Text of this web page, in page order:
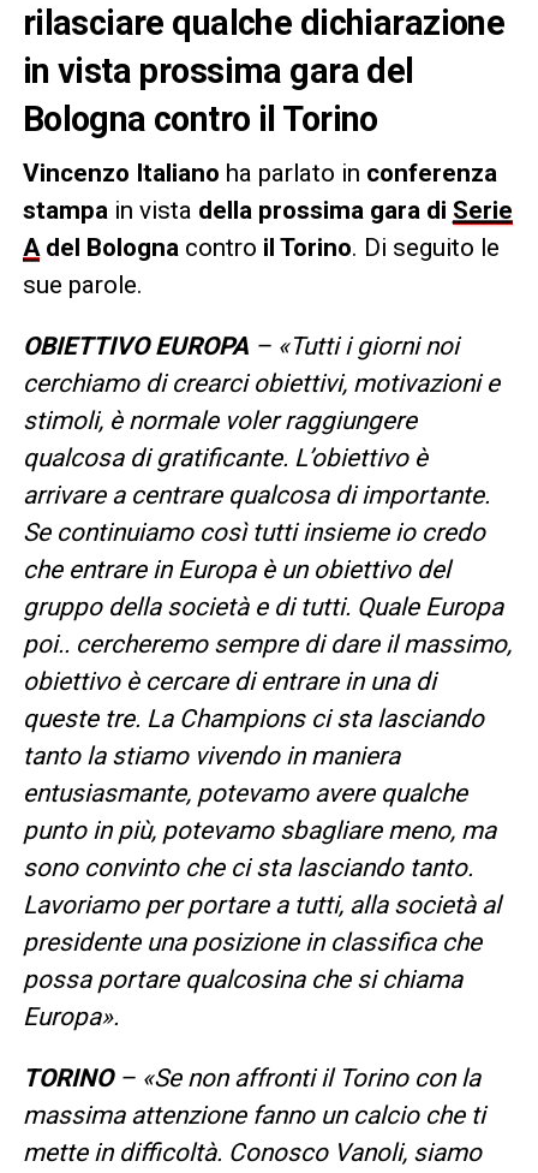
rilasciare qualche dichiarazione
in vista prossima gara del
Bologna contro il Torino
Vincenzo Italiano ha parlato in conferenza
stampa in vista della prossima gara di Serie
Adel Bologna contro il Torino. Di seguito le
sue parole.
OBIETTIVO EUROPA– «Tutti i giorni noi
cerchiamo di crearci obiettivi, motivazioni e
stimoli, è normale voler raggiungere
qualcosa di gratificante. L’obiettivo è
arrivare a centrare qualcosa di importante.
Se continuiamo così tutti insieme io credo
che entrare in Europa è un obiettivo del
gruppo della società e di tutti. Quale Europa
poi.. cercheremo sempre di dare il massimo,
obiettivo è cercare di entrare in una di
queste tre. La Champions ci sta lasciando
tanto la stiamo vivendo in maniera
entusiasmante, potevamo avere qualche
punto in più, potevamo sbagliare meno, ma
sono convinto che ci sta lasciando tanto.
Lavoriamo per portare a tutti, alla società al
presidente una posizione in classifica che
possa portare qualcosina che si chiama
Europa».
TORINO – «Se non affronti il Torino con la
massima attenzione fanno un calcio che ti
mette in difficoltà. Conosco Vanoli, siamo